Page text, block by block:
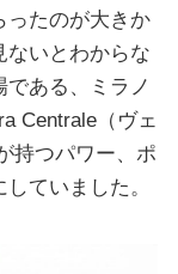
ったのが大きか
ないとわからな
ある、ミラノ
Centrale（ヴェ
持つパワー、ポ
ていました。